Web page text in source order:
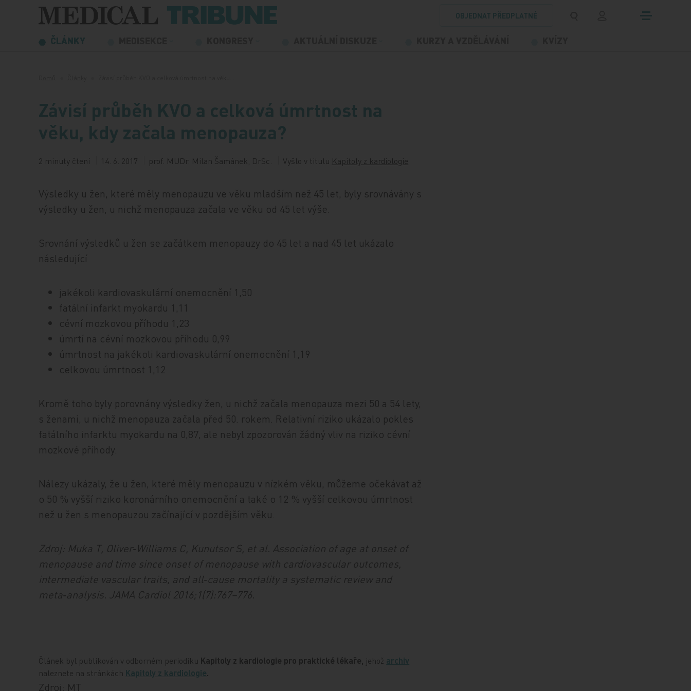
Přeskočit na obsah
OBJEDNAT PŘEDPLATNÉ
ČLÁNKY
Závisí průběh KVO a celková úmrtnost na
věku, kdy začala menopauza?
2 minuty čtení 14. 6. 2017 prof. MUDr. Milan Šamánek, DrSc. Vyšlo v titulu Kapitoly z kardiologie
Výsledky u žen, které měly menopauzu ve věku mladším než 45 let, byly srovnávány s
výsledky u žen, u nichž menopauza začala ve věku od 45 let výše.
Srovnání výsledků u žen se začátkem menopauzy do 45 let a nad 45 let ukázalo
následující
jakékoli kardiovaskulární onemocnění 1,50
fatální infarkt myokardu 1,11
cévní mozkovou příhodu 1,23
úmrtí na cévní mozkovou příhodu 0,99
úmrtnost na jakékoli kardiovaskulární onemocnění 1,19
celkovou úmrtnost 1,12
Kromě toho byly porovnány výsledky žen, u nichž začala menopauza mezi 50 a 54 lety,
s ženami, u nichž menopauza začala před 50. rokem. Relativní riziko ukázalo pokles
fatálního infarktu myokardu na 0,87, ale nebyl zpozorován žádný vliv na riziko cévní
mozkové příhody.
Nálezy ukázaly, že u žen, které měly menopauzu v nízkém věku, můžeme očekávat až
o 50 % vyšší riziko koronárního onemocnění a také o 12 % vyšší celkovou úmrtnost
než u žen s menopauzou začínající v pozdějším věku.
Zdroj: Muka T, Oliver‑Williams C, Kunutsor S, et al. Association of age at onset of
menopause and time since onset of menopause with cardiovascular outcomes,
intermediate vascular traits, and all‑cause mortality a systematic review and
meta‑analysis. JAMA Cardiol 2016;1(7):767–776.
Článek byl publikován v odborném periodiku Kapitoly z kardiologie pro praktické lékaře, jehož archiv
naleznete na stránkách Kapitoly z kardiologie.
Zdroj: MT